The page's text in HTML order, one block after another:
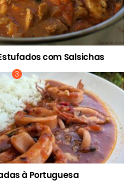
com Salsichas
à Portuguesa